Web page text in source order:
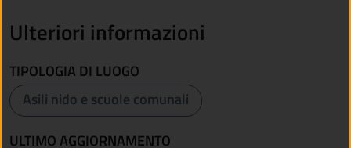
Ulteriori informazioni
TIPOLOGIA DI LUOGO
Asili nido e scuole comunali
ULTIMO AGGIORNAMENTO